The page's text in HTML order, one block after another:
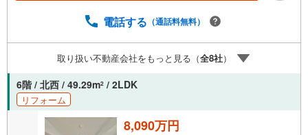
ション。お部屋は5階部分の角部屋になっております。■今
い事、何でもご相談下さい。■随時！内覧可能です！■平
日・土日・祝祭日…日程・時間はいつでも調整可能。ご指
定の場所にお車でお迎えに上がります。■不動産購入のご相
談も随時開催中！■ ○住宅ローンのご相談 ○買換えのご
相談 ○ご自宅査定のご相談 ○弊社買取も行っておりま
す！
電話する （通話料無料）
取り扱い不動産会社をもっと見る（全8社）
6階 / 北西 / 49.29m2 / 2LDK
リフォーム
8,090万円